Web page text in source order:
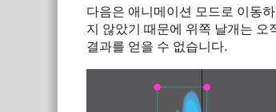
다음은 애니메이션 모드로 이동
지 않았기 때문에 위쪽 날개는 오
결과를 얻을 수 없습니다.